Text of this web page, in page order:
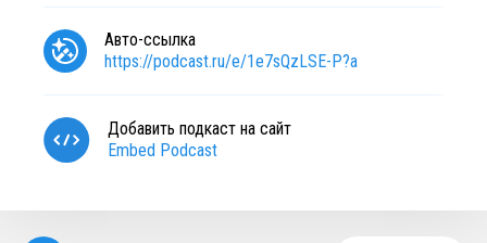
Авто-ссылка
https://podcast.ru/e/1e7sQzLSE-P?a
Добавить подкаст на сайт
Embed Podcast